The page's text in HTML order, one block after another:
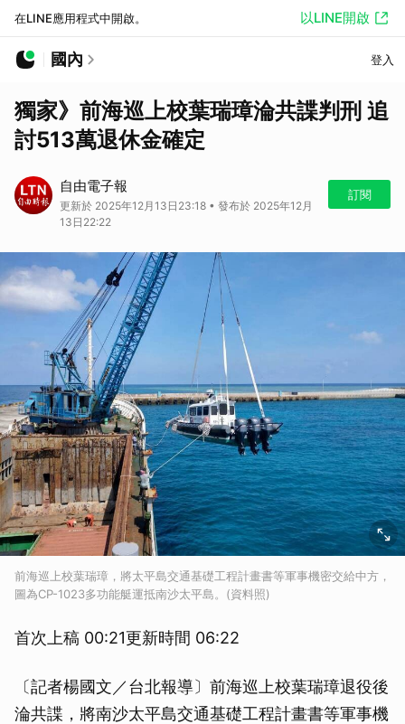
在LINE應用程式中開啟。 以LINE開啟
國內 登入
獨家》前海巡上校葉瑞璋淪共諜判刑 追
討513萬退休金確定
自由電子報
更新於 2025年12月13日23:18 • 發布於 2025年12月
13日22:22
訂閱
前海巡上校葉瑞璋，將太平島交通基礎工程計畫書等軍事機密交給中方，
圖為CP-1023多功能艇運抵南沙太平島。(資料照)
首次上稿 00:21更新時間 06:22
〔記者楊國文／台北報導〕前海巡上校葉瑞璋退役後
淪共諜，將南沙太平島交通基礎工程計畫書等軍事機